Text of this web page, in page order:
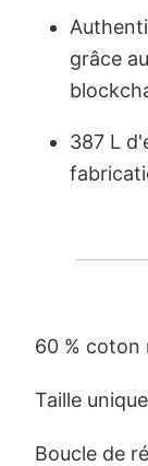
grâce
387 L
60 % coton
Taille
Boucle de